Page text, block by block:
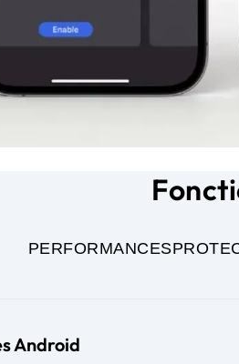
PERFORMANCES
Android